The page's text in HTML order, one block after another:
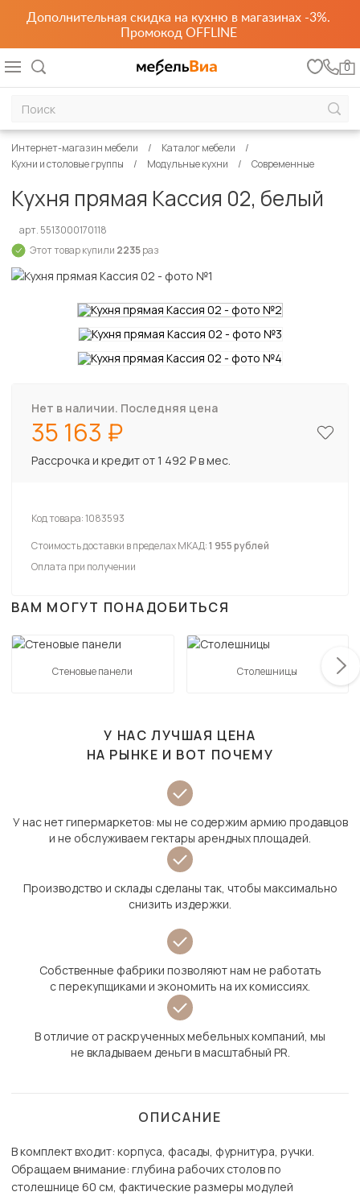
Дополнительная скидка на кухню в магазинах -3%.
Промокод OFFLINE
0
Интернет-магазин мебели
Каталог мебели
Кухни и столовые группы
Модульные кухни Современные
Кухня прямая Кассия 02, белый
арт. 5513000170118
Этот товар купили 2235раз
Нет в наличии. Последняя цена
35 163
Рассрочка и кредит от 1 492 ₽ в мес.
Код товара:1083593
Стоимость доставки в пределах МКАД:1 955 рублей
Оплата при получении
ВАМ МОГУТ ПОНАДОБИТЬСЯ
Стеновые панели Столешницы
У НАС ЛУЧШАЯ ЦЕНА
НА РЫНКЕ И ВОТ ПОЧЕМУ
У нас нет гипермаркетов: мы не содержим армию продавцов
и не обслуживаем гектары арендных площадей.
Производство и склады сделаны так, чтобы максимально
снизить издержки.
Собственные фабрики позволяют нам не работать
с перекупщиками и экономить на их комиссиях.
В отличие от раскрученных мебельных компаний, мы
не вкладываем деньги в масштабный PR.
ОПИСАНИЕ
В комплект входит: корпуса, фасады, фурнитура, ручки.
Обращаем внимание: глубина рабочих столов по
столешнице 60 см, фактические размеры модулей